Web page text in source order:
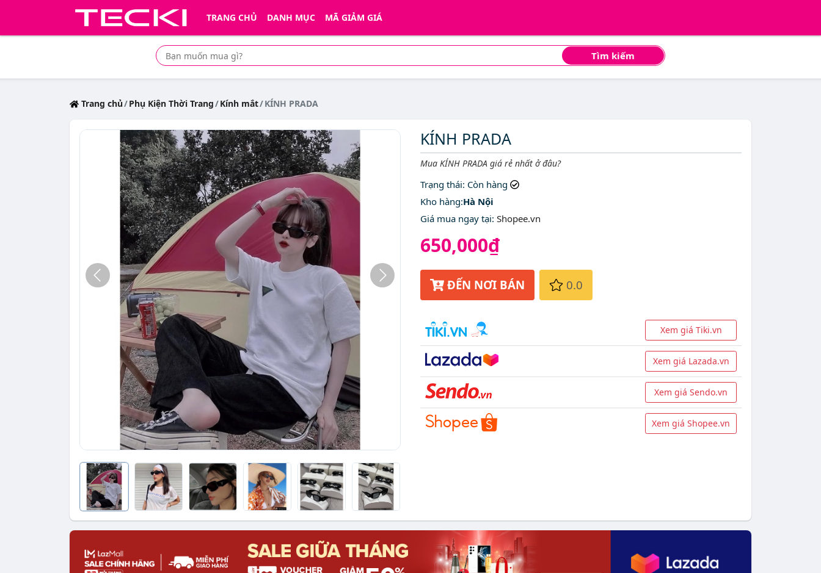
TRANG CHỦ DANH MỤC MÃ GIẢM GIÁ
Tìm kiếm
Tìm mua sản phẩm giá rẻ nhất
Trang chủ Phụ Kiện Thời Trang Kính mắt KÍNH PRADA
KÍNH PRADA
Mô tả ngắn
Mua KÍNH PRADA giá rẻ nhất ở đâu?
Trạng thái: Còn hàng
Kho hàng:Hà Nội
Giá mua ngay tại: Shopee.vn
650,000₫
ĐẾN NƠI BÁN 0.0
Xem giá Tiki.vn
Xem giá Lazada.vn
Xem giá Sendo.vn
Xem giá Shopee.vn